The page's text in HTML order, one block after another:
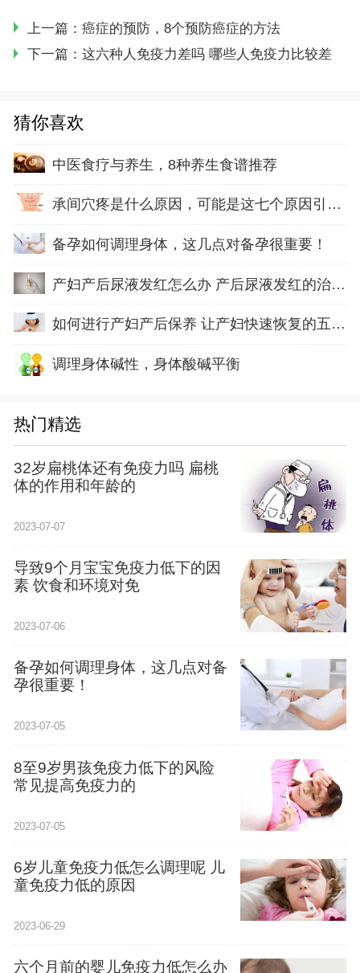
上一篇： 癌症的预防，8个预防癌症的方法
下一篇： 这六种人免疫力差吗 哪些人免疫力比较差
猜你喜欢
中医食疗与养生，8种养生食谱推荐
承间穴疼是什么原因，可能是这七个原因引起的
备孕如何调理身体，这几点对备孕很重要！
产妇产后尿液发红怎么办 产后尿液发红的治疗方
如何进行产妇产后保养 让产妇快速恢复的五方面
调理身体碱性，身体酸碱平衡
热门精选
32岁扁桃体还有免疫力吗 扁桃
体的作用和年龄的
2023-07-07
导致9个月宝宝免疫力低下的因
素 饮食和环境对免
2023-07-06
备孕如何调理身体，这几点对备
孕很重要！
2023-07-05
8至9岁男孩免疫力低下的风险
常见提高免疫力的
2023-07-05
6岁儿童免疫力低怎么调理呢 儿
童免疫力低的原因
2023-06-29
六个月前的婴儿免疫力低怎么办